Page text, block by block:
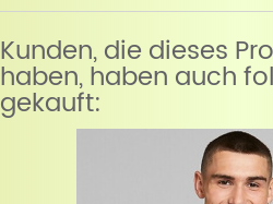
Kunden, die dieses
haben, haben auch
gekauft: